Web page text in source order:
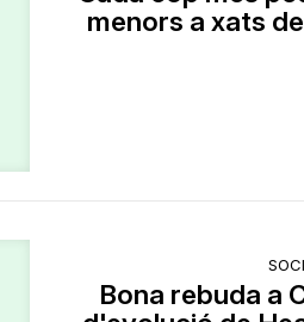
menors a xats
Bona rebuda a